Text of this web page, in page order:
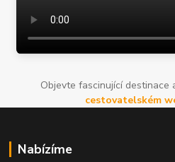
Objevte fascinující destinace
cestovatelském
Nabízíme